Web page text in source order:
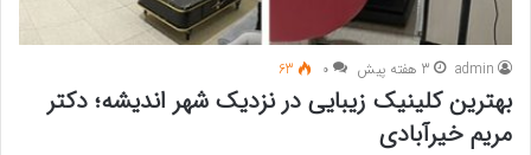
admin 3 هفته پیش ۰ 63
بهترین کلینیک زیبایی در نزدیک شهر اندیشه؛ دکتر
مریم خیرآبادی